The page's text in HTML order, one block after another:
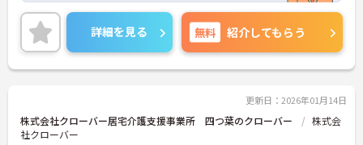
ご興味がある方は是非一度マイナビコメディカルま
でお問い合わせ下さい！！
詳細を見る 無料 紹介してもらう
更新日：2026年01月14日
株式会社クローバー居宅介護支援事業所 四つ葉のクローバー
株式会
社クローバー